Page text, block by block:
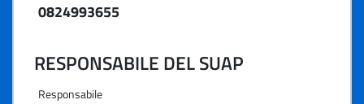
0824993655
RESPONSABILE DEL SUAP
Responsabile